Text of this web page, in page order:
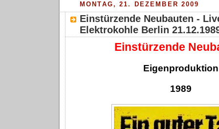
MONTAG, 21. DEZEMBER 2009
Einstürzende Neubauten -
Elektrokohle Berlin
Einstürzende
Eigenproduktion
1989